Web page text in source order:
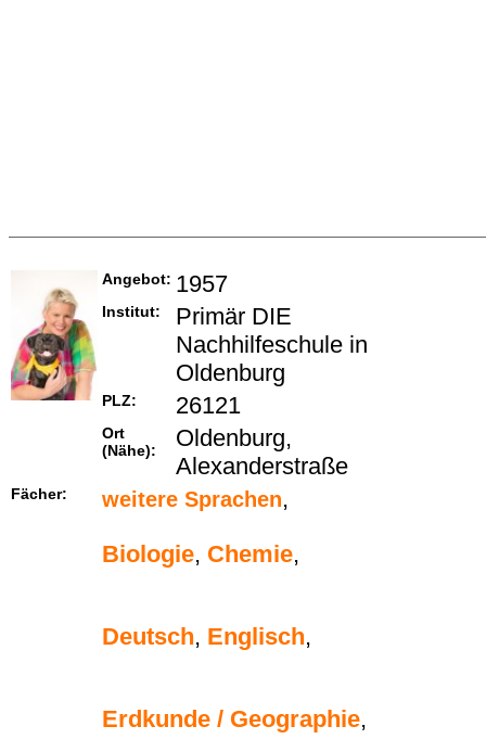
Angebot: 1957
Institut:
Primär DIE
Nachhilfeschule in
Oldenburg
PLZ: 26121
Ort
(Nähe):
Oldenburg,
Alexanderstraße
Fächer: weitere Sprachen,
Biologie, Chemie,
Deutsch, Englisch,
Erdkunde / Geographie,